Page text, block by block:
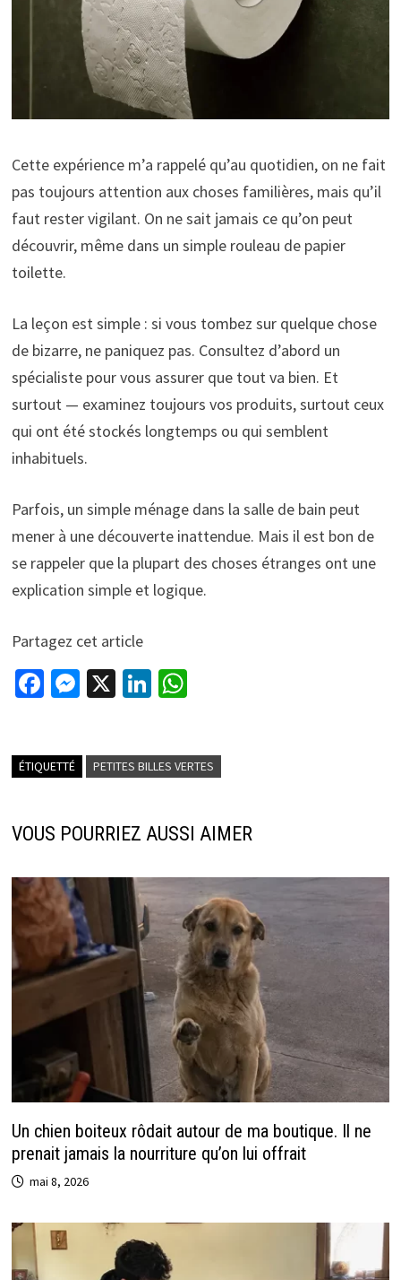
Cette expérience m’a rappelé qu’au quotidien, on ne fait
pas toujours attention aux choses familières, mais qu’il
faut rester vigilant. On ne sait jamais ce qu’on peut
découvrir, même dans un simple rouleau de papier
toilette.
La leçon est simple : si vous tombez sur quelque chose
de bizarre, ne paniquez pas. Consultez d’abord un
spécialiste pour vous assurer que tout va bien. Et
surtout — examinez toujours vos produits, surtout ceux
qui ont été stockés longtemps ou qui semblent
inhabituels.
Parfois, un simple ménage dans la salle de bain peut
mener à une découverte inattendue. Mais il est bon de
se rappeler que la plupart des choses étranges ont une
explication simple et logique.
Partagez cet article
Fa
o
k
M
n
r
X Li
dI
W
sA
p
ÉTIQUETTÉ PETITES BILLES VERTES
VOUS POURRIEZ AUSSI AIMER
Un chien boiteux rôdait autour de ma boutique. Il ne
prenait jamais la nourriture qu’on lui offrait
mai 8, 2026